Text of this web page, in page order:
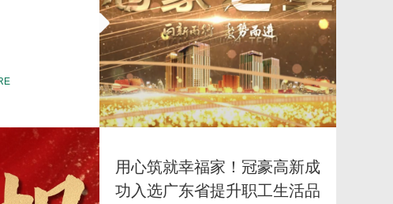
豪高新成功入选广东省提升职工生活品质试点单位
用心筑就幸福家！冠豪高新成
功入选广东省提升职工生活品